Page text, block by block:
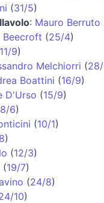
(31/5)
: Mauro Berruto
Beecroft (25/4)
11/9)
Melchiorri (
Boattini (16/9)
D'Urso (15/9)
6)
(10/1)
)
(12/3)
(19/7)
(24/8)
10)